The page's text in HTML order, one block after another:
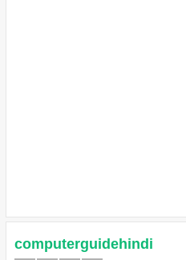
computerguidehindi